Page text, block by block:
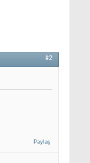
#2
Paylaş